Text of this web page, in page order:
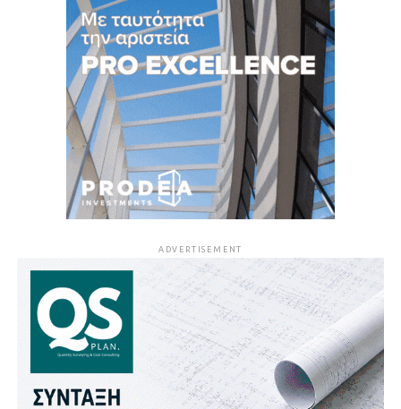
ADVERTISEMENT